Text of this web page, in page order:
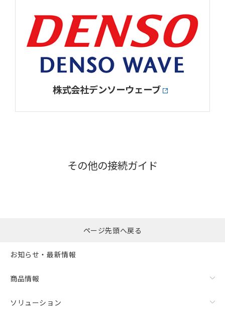
株式会社デンソーウェーブ
その他の接続ガイド
ページ先頭へ戻る
お知らせ・最新情報
商品情報
ソリューション